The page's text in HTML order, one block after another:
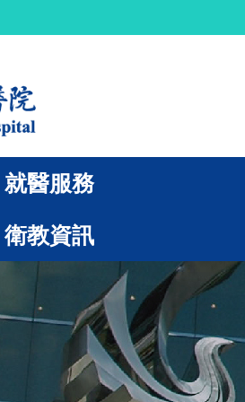
就醫服務
衛教資訊